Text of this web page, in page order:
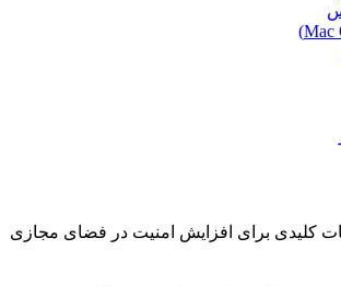
کلیدی برای افزایش امنیت در فضای مجازی